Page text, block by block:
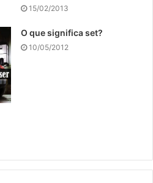
15/02/2013
O que significa set?
10/05/2012